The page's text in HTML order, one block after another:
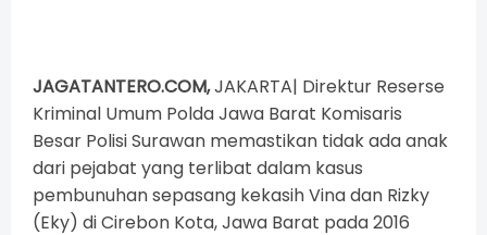
JAGATANTERO.COM,JAKARTA| Direktur Reserse
Kriminal Umum Polda Jawa Barat Komisaris
Besar Polisi Surawan memastikan tidak ada anak
dari pejabat yang terlibat dalam kasus
pembunuhan sepasang kekasih Vina dan Rizky
(Eky) di Cirebon Kota, Jawa Barat pada 2016